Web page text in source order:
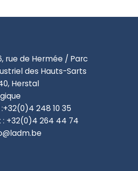
rue de Hermée / Parc
des Hauts-Sarts
Herstal
+32(0)4 248 10 35
: +32(0)4 264 44 74